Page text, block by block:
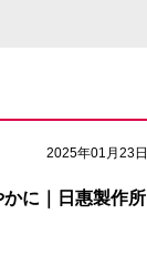
2025年01月23日
に｜日惠製作所